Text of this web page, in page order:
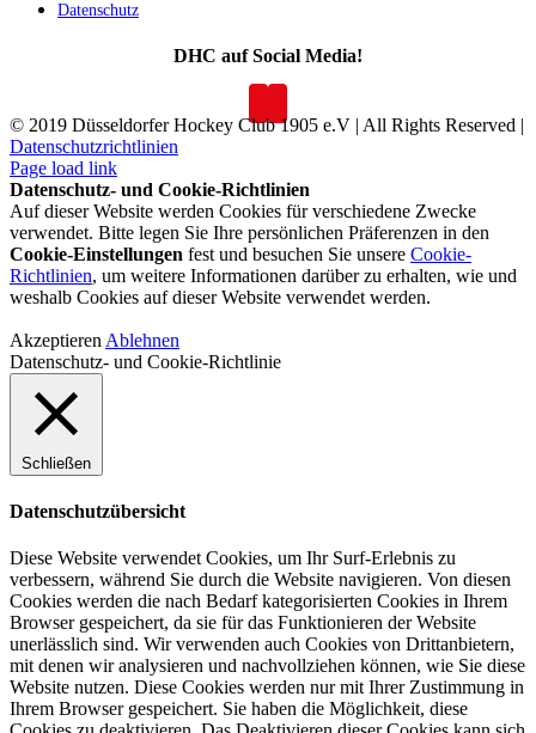
Datenschutz
DHC auf Social Media!
© 2019 Düsseldorfer Hockey Club 1905 e.V | All Rights Reserved |
Datenschutzrichtlinien
Page load link
Datenschutz- und Cookie-Richtlinien
Auf dieser Website werden Cookies für verschiedene Zwecke
verwendet. Bitte legen Sie Ihre persönlichen Präferenzen in den
Cookie-Einstellungen fest und besuchen Sie unsere Cookie-
Richtlinien, um weitere Informationen darüber zu erhalten, wie und
weshalb Cookies auf dieser Website verwendet werden.
Akzeptieren Ablehnen
Datenschutz- und Cookie-Richtlinie
Schließen
Datenschutzübersicht
Diese Website verwendet Cookies, um Ihr Surf-Erlebnis zu
verbessern, während Sie durch die Website navigieren. Von diesen
Cookies werden die nach Bedarf kategorisierten Cookies in Ihrem
Browser gespeichert, da sie für das Funktionieren der Website
unerlässlich sind. Wir verwenden auch Cookies von Drittanbietern,
mit denen wir analysieren und nachvollziehen können, wie Sie diese
Website nutzen. Diese Cookies werden nur mit Ihrer Zustimmung in
Ihrem Browser gespeichert. Sie haben die Möglichkeit, diese